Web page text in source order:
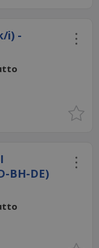
i) -
BH-DE)